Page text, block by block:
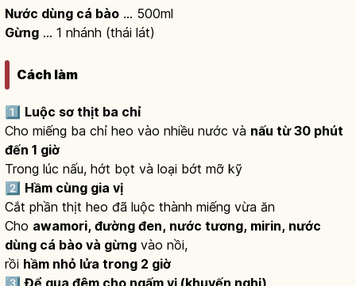
Nước dùng cá bào … 500ml
Gừng … 1 nhánh (thái lát)
Cách làm
1️⃣ Luộc sơ thịt ba chỉ
Cho miếng ba chỉ heo vào nhiều nước và nấu từ 30 phút
đến 1 giờ
Trong lúc nấu, hớt bọt và loại bớt mỡ kỹ
2️⃣ Hầm cùng gia vị
Cắt phần thịt heo đã luộc thành miếng vừa ăn
Cho awamori, đường đen, nước tương, mirin, nước
dùng cá bào và gừng vào nồi,
rồi hầm nhỏ lửa trong 2 giờ
3️⃣Để qua đêm cho ngấm vị (khuyến nghị)